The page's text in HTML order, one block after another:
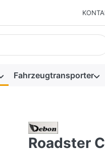
erscheinen
Fahrzeugtransporter
Roadster